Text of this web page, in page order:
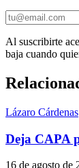
Al suscribirte
baja cuando
Lázaro Cárdenas
Deja CAPA
16 de agosto de